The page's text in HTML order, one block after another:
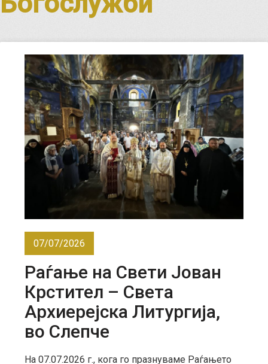
07/07/2026
Раѓање на Свети Јован
Крстител – Света
Архиерејска Литургија,
во Слепче
На 07.07.2026 г., кога го празнуваме Раѓањето